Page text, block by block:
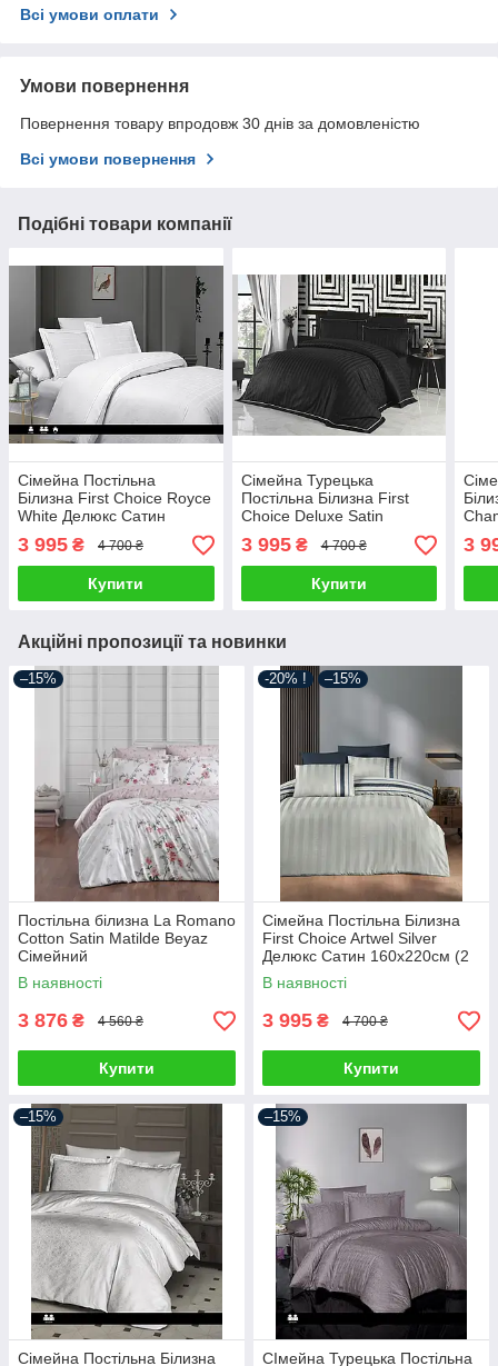
Всі умови оплати
Умови повернення
Повернення товару впродовж 30 днів за домовленістю
Всі умови повернення
Подібні товари компанії
Сімейна Постільна
Білизна First Choice Royce
White Делюкс Сатин
160х220см (2 шт)
3 995 ₴ 4 700 ₴
Купити
Сімейна Турецька
Постільна Білизна First
Choice Deluxe Satin
Square Novel Line Black
160х220см (2 шт)
3 995₴ 4 700 ₴
Купити
3
Акційні пропозиції та новинки
–15%
Постільна білизна La Romano
Cotton Satin Matilde Beyaz
Сімейний
В наявності
3 876 ₴ 4 560 ₴
Купити
-20% ! –15%
Сімейна Постільна Білизна
First Choice Artwel Silver
Делюкс Сатин 160х220см (2
шт)
В наявності
3 995 ₴ 4 700 ₴
Купити
–15%
Сімейна Постільна Білизна
–15%
СІмейна Турецька Постільна